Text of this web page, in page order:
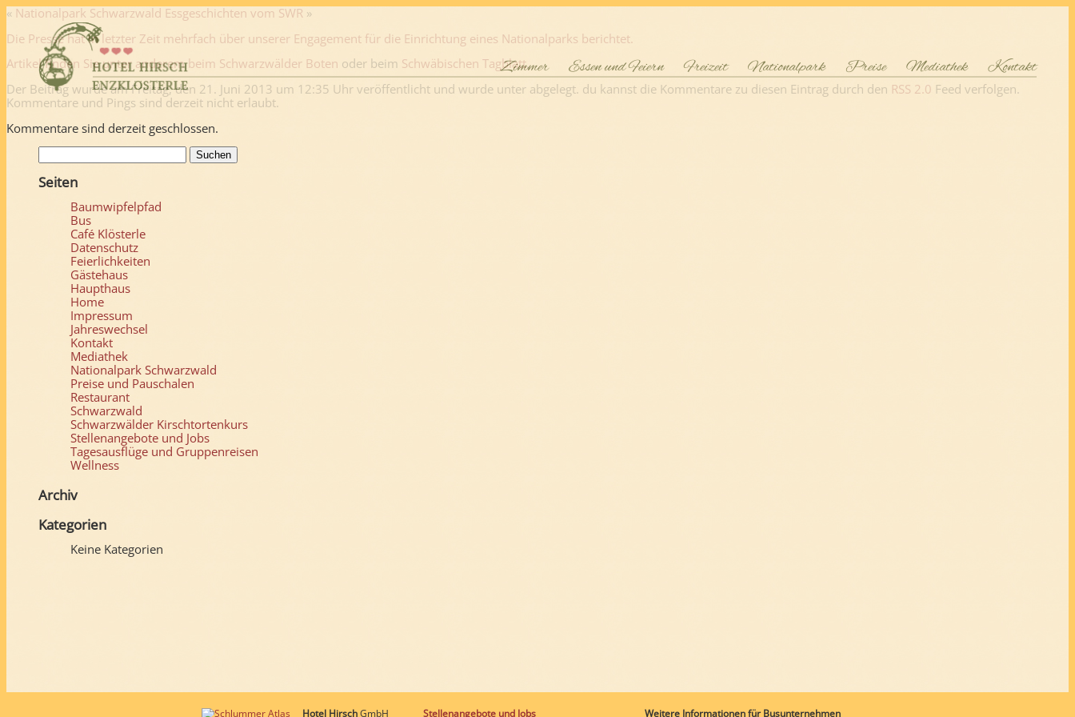
Zimmer Essen und Feiern Freizeit Nationalpark Preise Mediathek Kontakt
« Nationalpark Schwarzwald Essgeschichten vom SWR »
Die Presse hat in letzter Zeit mehrfach über unserer Engagement für die Einrichtung eines Nationalparks berichtet.
Artikel finden Sie unter anderem beim Schwarzwälder Boten oder beim Schwäbischen Tagblatt.
Der Beitrag wurde am Freitag, den 21. Juni 2013 um 12:35 Uhr veröffentlicht und wurde unter abgelegt. du kannst die Kommentare zu diesen Eintrag durch den RSS 2.0 Feed verfolgen.
Kommentare und Pings sind derzeit nicht erlaubt.
Kommentare sind derzeit geschlossen.
Suchen
nach:
Seiten
Baumwipfelpfad
Bus
Café Klösterle
Datenschutz
Feierlichkeiten
Gästehaus
Haupthaus
Home
Impressum
Jahreswechsel
Kontakt
Mediathek
Nationalpark Schwarzwald
Preise und Pauschalen
Restaurant
Schwarzwald
Schwarzwälder Kirschtortenkurs
Stellenangebote und Jobs
Tagesausflüge und Gruppenreisen
Wellness
Archiv
Kategorien
Keine Kategorien
Hotel HirschGmbH Stellenangebote und Jobs Weitere Informationen für Busunternehmen